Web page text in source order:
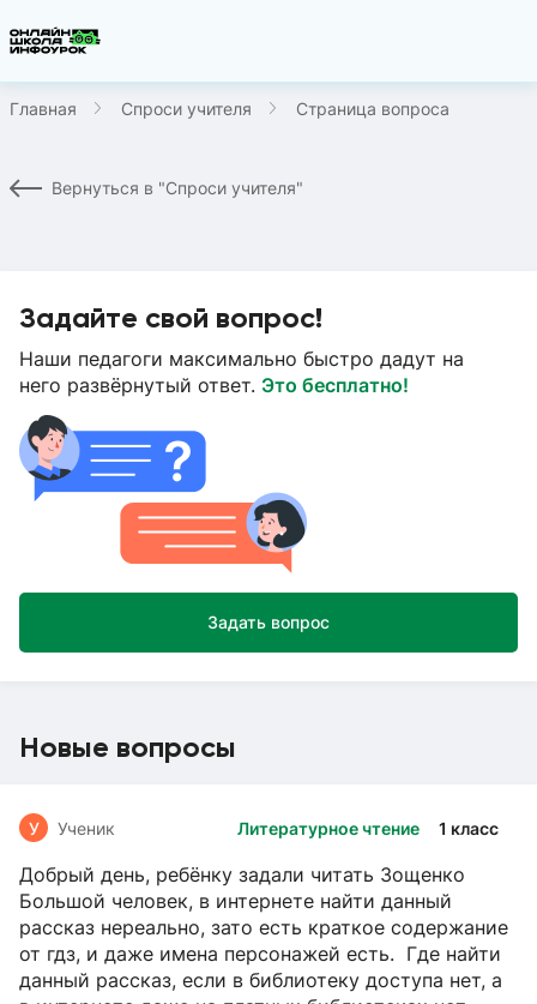
Главная Спроси учителя Страница вопроса
Вернуться в "Спроси учителя"
Задайте свой вопрос!
Наши педагоги максимально быстро дадут на
него развёрнутый ответ. Это бесплатно!
Задать вопрос
Новые вопросы
Литературное чтение 1 класс
У Ученик
Добрый день, ребёнку задали читать Зощенко
Большой человек, в интернете найти данный
рассказ нереально, зато есть краткое содержание
от гдз, и даже имена персонажей есть. Где найти
данный рассказ, если в библиотеку доступа нет, а